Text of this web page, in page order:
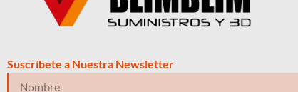
Suscríbete a Nuestra Newsletter